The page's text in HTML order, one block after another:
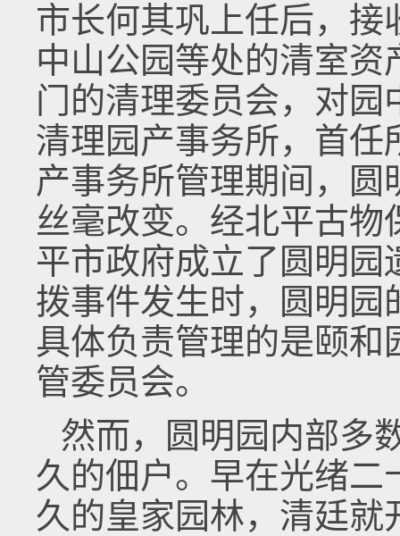
市长何其巩上任后，
中山公园等处的清室
门的清理委员会，对
清理园产事务所，首任
产事务所管理期间，
丝毫改变。经北平古物
平市政府成立了圆明
拨事件发生时，圆明园
具体负责管理的是颐
管委员会。
然而，圆明园内部多
久的佃户。早在光绪二
久的皇家园林，清廷就